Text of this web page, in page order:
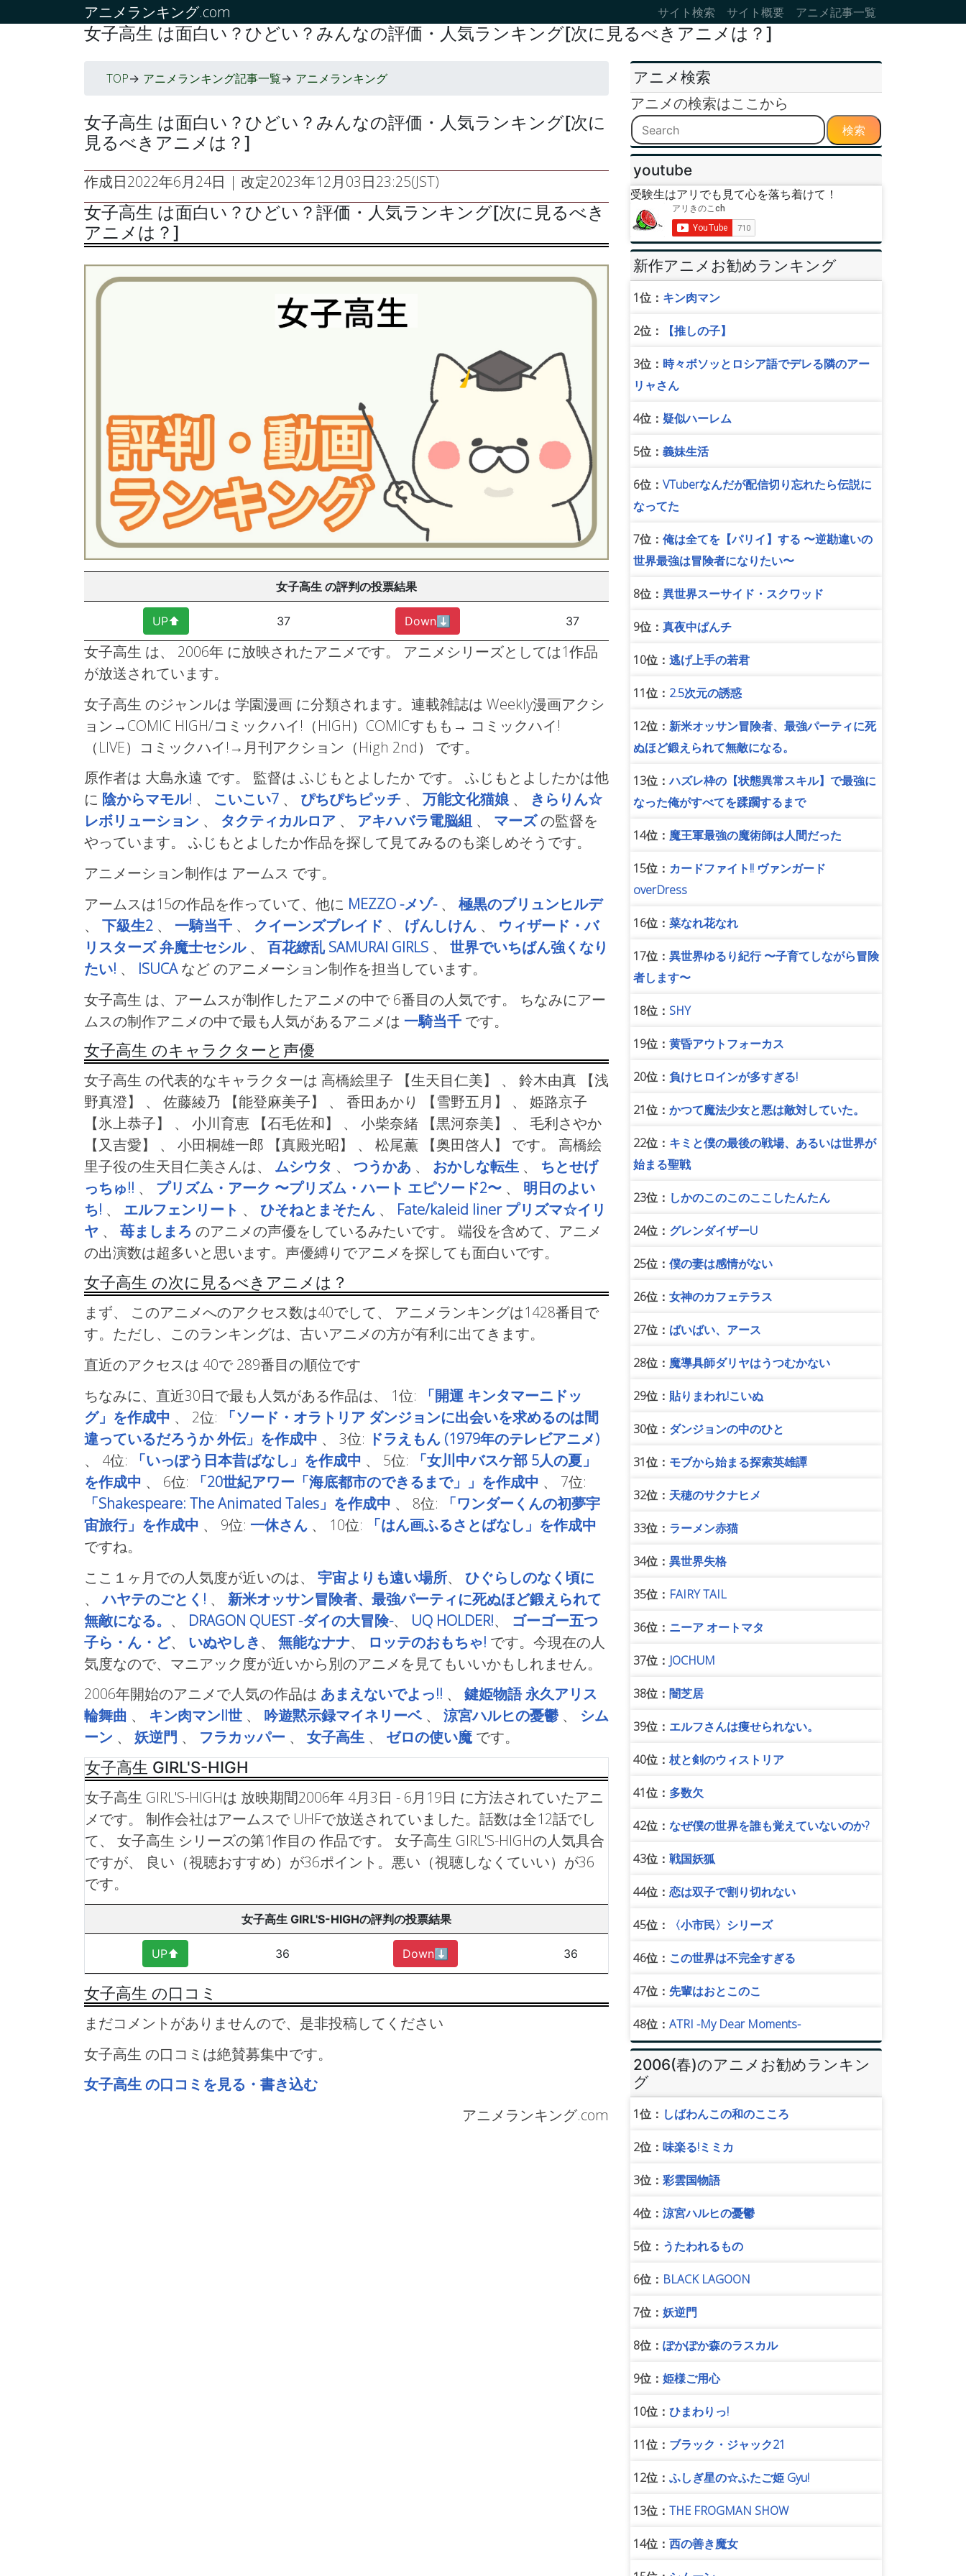
アニメランキング.com サイト検索 サイト概要 アニメ記事一覧
女子高生 は面白い？ひどい？みんなの評価・人気ランキング[次に見るべきアニメは？]
TOP-> アニメランキング記事一覧-> アニメランキング
女子高生 は面白い？ひどい？みんなの評価・人気ランキング[次に
見るべきアニメは？]
作成日2022年6月24日 | 改定2023年12月03日23:25(JST)
女子高生 は面白い？ひどい？評価・人気ランキング[次に見るべき
アニメは？]
女子高生 の評判の投票結果
UP⬆︎ 37 Down⬇︎ 37
女子高生 は、 2006年 に放映されたアニメです。 アニメシリーズとしては1作品
が放送されています。
女子高生 のジャンルは 学園漫画 に分類されます。連載雑誌は Weekly漫画アクシ
ョン→COMIC HIGH/コミックハイ!（HIGH）COMICすもも→ コミックハイ!
（LIVE）コミックハイ!→月刊アクション（High 2nd） です。
原作者は 大島永遠 です。 監督は ふじもとよしたか です。 ふじもとよしたかは他
に 陰からマモル! 、 こいこい7 、 ぴちぴちピッチ 、 万能文化猫娘 、
きらりん☆
レボリューション 、 タクティカルロア 、 アキハバラ電脳組 、 マーズの監督を
やっています。 ふじもとよしたか作品を探して見てみるのも楽しめそうです。
アニメーション制作は アームス です。
アームスは15の作品を作っていて、他に MEZZO -メゾ-、 極黒のブリュンヒルデ
、 下級生2 、 一騎当千 、 クイーンズブレイド 、 げんしけん 、 ウィザード・バ
リスターズ 弁魔士セシル、 百花繚乱 SAMURAI GIRLS 、 世界でいちばん強くなり
たい! 、 ISUCA などのアニメーション制作を担当しています。
女子高生 は、アームスが制作したアニメの中で 6番目の人気です。 ちなみにアー
ムスの制作アニメの中で最も人気があるアニメは 一騎当千 です。
女子高生 のキャラクターと声優
女子高生 の代表的なキャラクターは 高橋絵里子
【生天目仁美】 、 鈴木由真
【浅
野真澄】 、 佐藤綾乃
【能登麻美子】 、 香田あかり
【雪野五月】 、 姫路京子
【氷上恭子】 、 小川育恵
【石毛佐和】 、 小柴奈緒
【黒河奈美】 、 毛利さやか
【又吉愛】 、 小田桐雄一郎
【真殿光昭】 、 松尾薫
【奥田啓人】 です。 高橋絵
里子役の生天目仁美さんは、 ムシウタ 、 つうかあ 、 おかしな転生 、 ちとせげ
っちゅ!! 、 プリズム・アーク 〜プリズム・ハート エピソード2〜 、 明日のよい
ち! 、 エルフェンリート 、 ひそねとまそたん 、 Fate/kaleid liner プリズマ☆イリ
ヤ 、 苺ましまろ のアニメの声優をしているみたいです。 端役を含めて、アニメ
の出演数は超多いと思います。声優縛りでアニメを探しても面白いです。
女子高生 の次に見るべきアニメは？
まず、 このアニメへのアクセス数は40でして、 アニメランキングは1428番目で
す。ただし、このランキングは、古いアニメの方が有利に出てきます。
直近のアクセスは 40で289番目の順位です
ちなみに、直近30日で最も人気がある作品は、 1位:
「開運 キンタマーニドッ
グ」を作成中 、 2位:
「ソード・オラトリア ダンジョンに出会いを求めるのは間
違っているだろうか 外伝」を作成中 、 3位: ドラえもん (1979年のテレビアニメ)
、 4位: 「いっぽう日本昔ばなし」を作成中 、 5位:
「女川中バスケ部 5人の夏」
を作成中 、 6位: 「20世紀アワー「海底都市のできるまで」」を作成中 、 7位:
「Shakespeare: The Animated Tales」を作成中 、 8位:
「ワンダーくんの初夢宇
宙旅行」を作成中 、 9位: 一休さん 、 10位:
「はん画ふるさとばなし」を作成中
ですね。
ここ１ヶ月での人気度が近いのは、 宇宙よりも遠い場所、 ひぐらしのなく頃に
、ハヤテのごとく! 、 新米オッサン冒険者、最強パーティに死ぬほど鍛えられて
無敵になる。 、 DRAGON QUEST -ダイの大冒険-、 UQ HOLDER!、 ゴーゴー五つ
子ら・ん・ど、 いぬやしき、 無能なナナ、 ロッテのおもちゃ! です。今現在の人
気度なので、マニアック度が近いから別のアニメを見てもいいかもしれません。
2006年開始のアニメで人気の作品は あまえないでよっ!! 、 鍵姫物語 永久アリス
輪舞曲 、 キン肉マンII世 、 吟遊黙示録マイネリーベ、 涼宮ハルヒの憂鬱 、 シム
ーン 、 妖逆門 、 フラカッパー 、 女子高生 、 ゼロの使い魔です。
女子高生 GIRL'S-HIGH
女子高生 GIRL'S-HIGHは 放映期間2006年 4月3日 - 6月19日 に方法されていたアニ
メです。 制作会社はアームスで UHFで放送されていました。話数は全12話でし
て、 女子高生 シリーズの第1作目の 作品です。
女子高生 GIRL'S-HIGHの人気具合
ですが、 良い（視聴おすすめ）が36ポイント。悪い（視聴しなくていい）が36
です。
女子高生 GIRL'S-HIGHの評判の投票結果
UP⬆︎ 36 Down⬇︎ 36
女子高生 の口コミ
まだコメントがありませんので、是非投稿してください
女子高生 の口コミは絶賛募集中です。
女子高生 の口コミを見る・書き込む
アニメランキング.com
アニメ検索
アニメの検索はここから
検索
youtube
受験生はアリでも見て心を落ち着けて！
新作アニメお勧めランキング
1位： キン肉マン
2位： 【推しの子】
3位： 時々ボソッとロシア語でデレる隣のアー
リャさん
4位： 疑似ハーレム
5位： 義妹生活
6位： VTuberなんだが配信切り忘れたら伝説に
なってた
7位： 俺は全てを【パリイ】する 〜逆勘違いの
世界最強は冒険者になりたい〜
8位： 異世界スーサイド・スクワッド
9位： 真夜中ぱんチ
10位： 逃げ上手の若君
11位： 2.5次元の誘惑
12位： 新米オッサン冒険者、最強パーティに死
ぬほど鍛えられて無敵になる。
13位：ハズレ枠の【状態異常スキル】で最強に
なった俺がすべてを蹂躙するまで
14位： 魔王軍最強の魔術師は人間だった
15位： カードファイト!! ヴァンガード
overDress
16位： 菜なれ花なれ
17位： 異世界ゆるり紀行 〜子育てしながら冒険
者します〜
18位： SHY
19位： 黄昏アウトフォーカス
20位： 負けヒロインが多すぎる!
21位： かつて魔法少女と悪は敵対していた。
22位： キミと僕の最後の戦場、あるいは世界が
始まる聖戦
23位： しかのこのこのここしたんたん
24位： グレンダイザーU
25位： 僕の妻は感情がない
26位： 女神のカフェテラス
27位： ばいばい、アース
28位： 魔導具師ダリヤはうつむかない
29位： 貼りまわれ!こいぬ
30位： ダンジョンの中のひと
31位： モブから始まる探索英雄譚
32位： 天穂のサクナヒメ
33位： ラーメン赤猫
34位： 異世界失格
35位： FAIRY TAIL
36位： ニーア オートマタ
37位： JOCHUM
38位： 闇芝居
39位： エルフさんは痩せられない。
40位： 杖と剣のウィストリア
41位： 多数欠
42位： なぜ僕の世界を誰も覚えていないのか?
43位： 戦国妖狐
44位： 恋は双子で割り切れない
45位： 〈小市民〉シリーズ
46位： この世界は不完全すぎる
47位： 先輩はおとこのこ
48位： ATRI -My Dear Moments-
2006(春)のアニメお勧めランキン
グ
1位： しばわんこの和のこころ
2位： 味楽る!ミミカ
3位： 彩雲国物語
4位： 涼宮ハルヒの憂鬱
5位： うたわれるもの
6位： BLACK LAGOON
7位： 妖逆門
8位： ぽかぽか森のラスカル
9位： 姫様ご用心
10位： ひまわりっ!
11位： ブラック・ジャック21
12位： ふしぎ星の☆ふたご姫 Gyu!
13位： THE FROGMAN SHOW
14位： 西の善き魔女